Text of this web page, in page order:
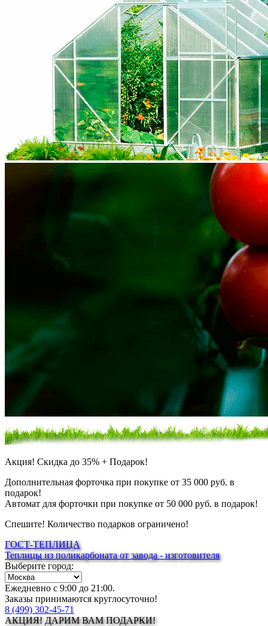
Акция! Скидка до 35% + Подарок!
Дополнительная форточка при покупке от 35 000 руб. в
подарок!
Автомат для форточки при покупке от 50 000 руб. в подарок!
Спешите! Количество подарков ограничено!
ГОСТ-ТЕПЛИЦА
Теплицы из поликарбоната от завода - изготовителя
Выберите город:
Ежедневно с 9:00 до 21:00.
Заказы принимаются круглосуточно!
8 (499) 302-45-71
АКЦИЯ! ДАРИМ ВАМ ПОДАРКИ!